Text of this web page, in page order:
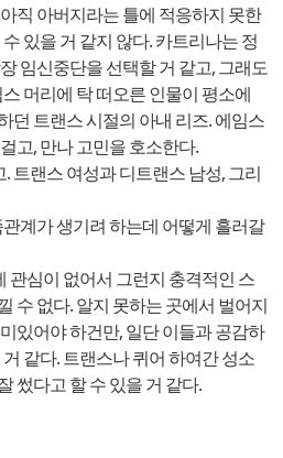
직 아버지라는 틀에 적응하지 못한
있을 거 같지 않다. 카트리나는 정
임신중단을 선택할 거 같고, 그래도
머리에 탁 떠오른 인물이 평소에
던 트랜스 시절의 아내 리즈. 에임스
고, 만나 고민을 호소한다.
트랜스 여성과 디트랜스 남성, 그리
계가 생기려 하는데 어떻게 흘러갈
관심이 없어서 그런지 충격적인 스
수 없다. 알지 못하는 곳에서 벌어지
있어야 하건만, 일단 이들과 공감하
같다. 트랜스나 퀴어 하여간 성소
썼다고 할 수 있을 거 같다.